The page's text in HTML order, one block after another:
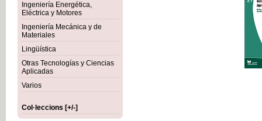
Ingeniería Energética,
Eléctrica y Motores
Ingeniería Mecánica y de
Materiales
Lingüística
Otras Tecnologías y Ciencias
Aplicadas
Varios
Col·leccions [+/-]
IVA